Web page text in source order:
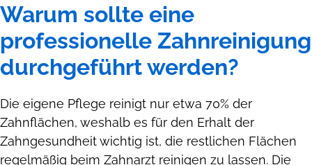
Warum sollte eine
professionelle Zahnreinigung
durchgeführt werden?
Die eigene Pflege reinigt nur etwa 70% der
Zahnflächen, weshalb es für den Erhalt der
Zahngesundheit wichtig ist, die restlichen Flächen
regelmäßig beim Zahnarzt reinigen zu lassen. Die